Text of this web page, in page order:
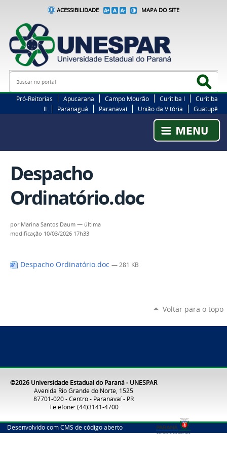
ACESSIBILIDADE MAPA DO SITE
Busca
Pró-Reitorias Apucarana Campo Mourão Curitiba I
Curitiba
II
Paranaguá Paranavaí União da Vitória Guatupê
Despacho
Ordinatório.doc
por Marina Santos Daum — última
modificação 10/03/2026 17h33
Despacho Ordinatório.doc — 281 KB
Voltar para o topo
©2026 Universidade Estadual do Paraná - UNESPAR
Avenida Rio Grande do Norte, 1525
87701-020 - Centro - Paranavaí - PR
Telefone: (44)3141-4700
Desenvolvido com CMS de código aberto